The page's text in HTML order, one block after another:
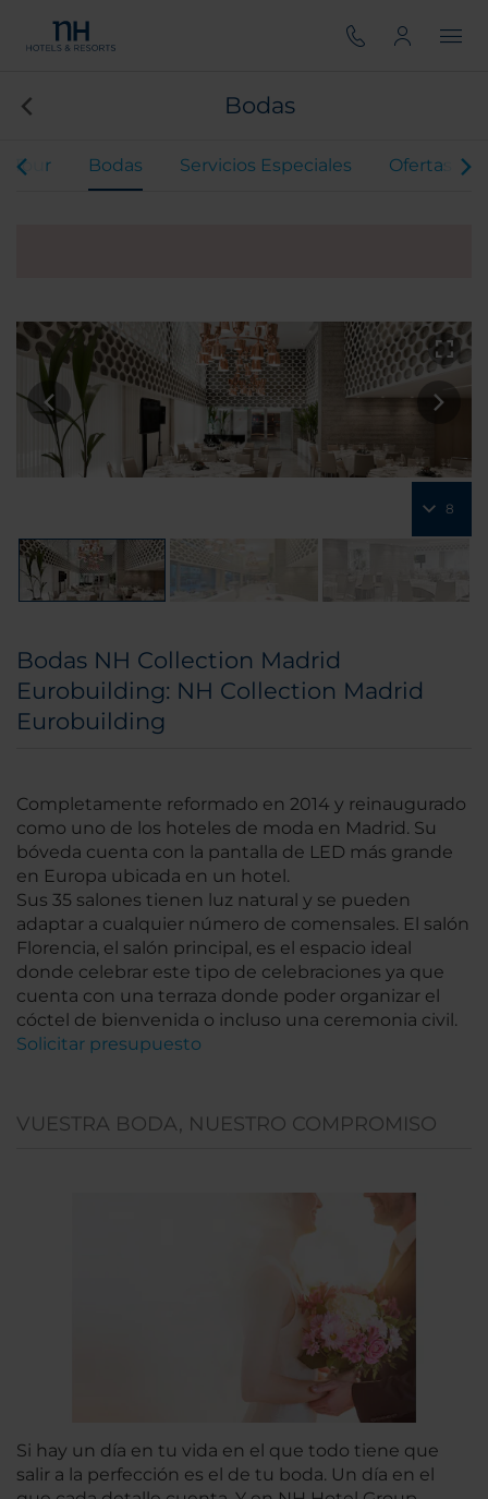
Bodas
Tour Bodas Servicios Especiales Ofertas
8
Bodas NH Collection Madrid
Eurobuilding: NH Collection Madrid
Eurobuilding
Completamente reformado en 2014 y reinaugurado
como uno de los hoteles de moda en Madrid. Su
bóveda cuenta con la pantalla de LED más grande
en Europa ubicada en un hotel.
Sus 35 salones tienen luz natural y se pueden
adaptar a cualquier número de comensales. El salón
Florencia, el salón principal, es el espacio ideal
donde celebrar este tipo de celebraciones ya que
cuenta con una terraza donde poder organizar el
cóctel de bienvenida o incluso una ceremonia civil.
Solicitar presupuesto
VUESTRA BODA, NUESTRO COMPROMISO
Si hay un día en tu vida en el que todo tiene que
salir a la perfección es el de tu boda. Un día en el